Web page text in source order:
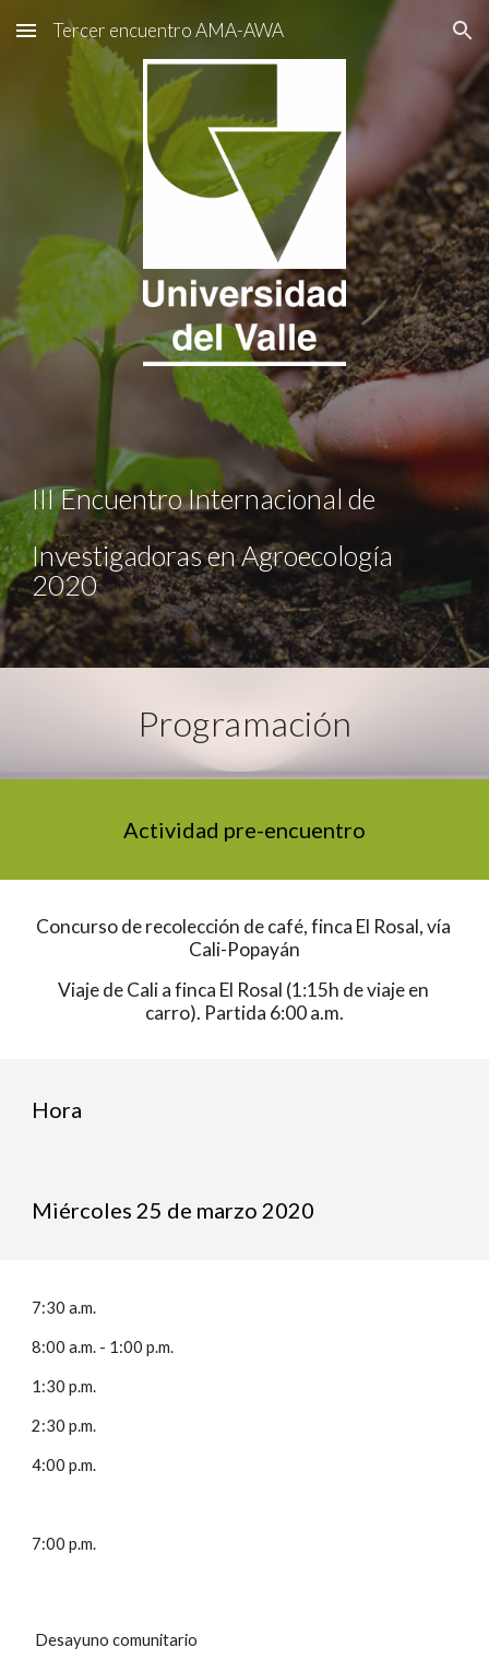
Skip to main content Skip to navigation
Tercer encuentro AMA-AWA
III Encuentro Internacional de
Investigadoras en Agroecología
2020
Programación
Actividad pre-encuentro
Concurso de recolección de café, finca El Rosal, vía
Cali-Popayán
Viaje de Cali a finca El Rosal (1:15h de viaje en
carro). Partida 6:00 a.m.
Hora
Miércoles 25 de marzo 2020
7:30 a.m.
8:00 a.m. - 1:00 p.m.
1:30 p.m.
2:30 p.m.
4:00 p.m.
7:00 p.m.
Desayuno comunitario